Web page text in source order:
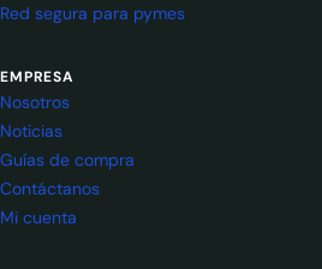
Red segura para pymes
EMPRESA
Nosotros
Noticias
Guías de compra
Contáctanos
Mi cuenta